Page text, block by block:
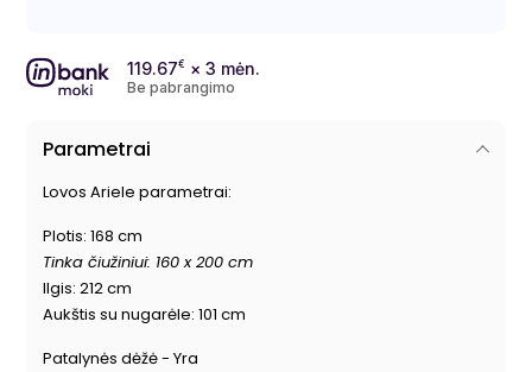
119.67€ × 3 mėn.
Be pabrangimo
Parametrai
Lovos Ariele parametrai:
Plotis: 168 cm
Tinka čiužiniui: 160 x 200 cm
Ilgis: 212 cm
Aukštis su nugarėle: 101 cm
Patalynės dėžė - Yra